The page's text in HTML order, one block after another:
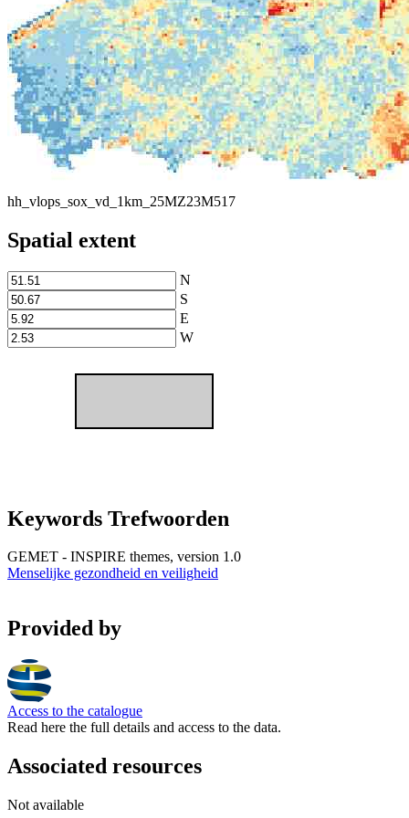
hh_vlops_sox_vd_1km_25MZ23M517
Spatial extent
N
S
E
W
Keywords Trefwoorden
GEMET - INSPIRE themes, version 1.0
Menselijke gezondheid en veiligheid
Provided by
Access to the catalogue
Read here the full details and access to the data.
Associated resources
Not available